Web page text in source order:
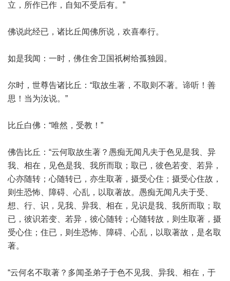
立，所作已作，自知不受后有。”
佛说此经已，诸比丘闻佛所说，欢喜奉行。
如是我闻：一时，佛住舍卫国祇树给孤独园。
尔时，世尊告诸比丘：“取故生著，不取则不著。谛听！善
思！当为汝说。”
比丘白佛：“唯然，受教！”
佛告比丘：“云何取故生著？愚痴无闻凡夫于色见是我、异
我、相在，见色是我、我所而取；取已，彼色若变、若异，
心亦随转；心随转已，亦生取著，摄受心住；摄受心住故，
则生恐怖、障碍、心乱，以取著故。愚痴无闻凡夫于受、
想、行、识，见我、异我、相在，见识是我、我所而取；取
已，彼识若变、若异，彼心随转；心随转故，则生取著，摄
受心住；住已，则生恐怖、障碍、心乱，以取著故，是名取
著。
“云何名不取著？多闻圣弟子于色不见我、异我、相在，于